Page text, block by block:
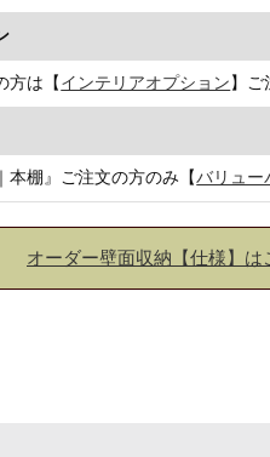
方は【インテリアオプション】ご
本棚』ご注文の方のみ【バリュー
オーダー壁面収納【仕様】は